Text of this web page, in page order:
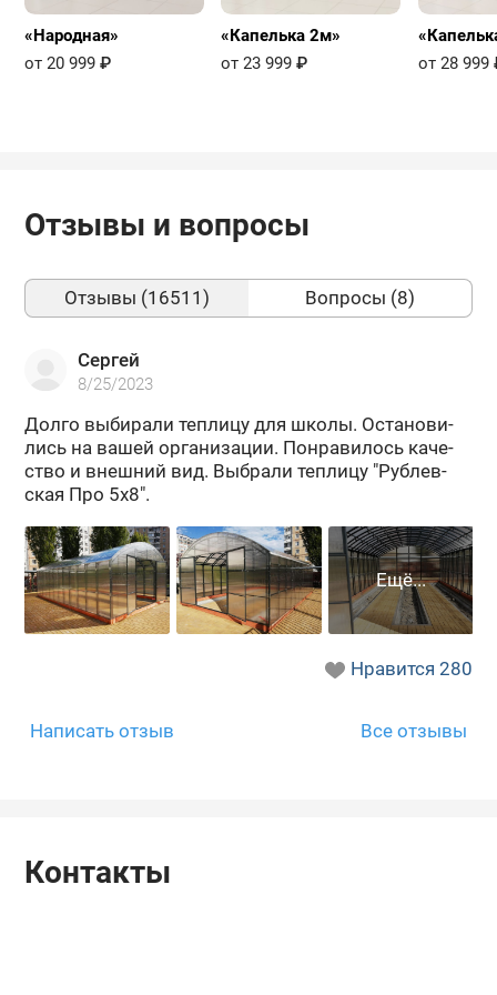
«Народная»
от 20 999 ₽
«Капелька 2м»
от 23 999₽
от 28 999
Отзывы и вопросы
Отзывы (16511) Вопросы (8)
Сергей
8/25/2023
Долго вы­би­ра­ли теп­ли­цу для школы. Оста­но­ви­
лись на вашей ор­га­ни­за­ции. По­нра­ви­лось ка­че­
ство и внеш­ний вид. Вы­бра­ли теп­ли­цу "Руб­лев­
ская Про 5х8".
Нравится280
Написать отзыв Все отзывы
Контакты